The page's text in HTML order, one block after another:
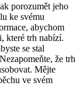
porozumět jeho
ke svému
abychom
které trh nabízí.
se stal
že trh
Mějte
ve svém